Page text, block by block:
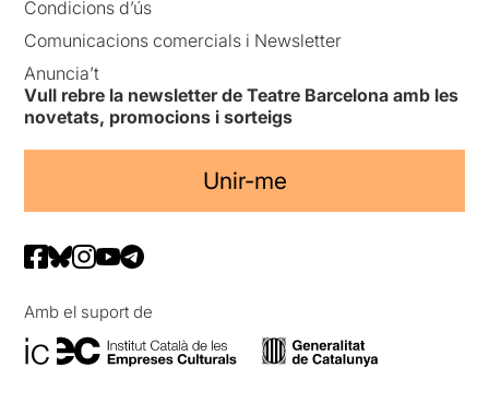
Condicions d’ús
Comunicacions comercials i Newsletter
Anuncia’t
Vull rebre la newsletter de Teatre Barcelona amb les
novetats, promocions i sorteigs
Unir-me
Amb el suport de